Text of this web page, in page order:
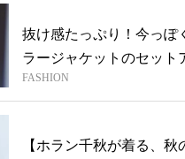
抜け感たっぷり！今っぽ
ラージャケットのセット
FASHION
【ホラン千秋が着る、秋